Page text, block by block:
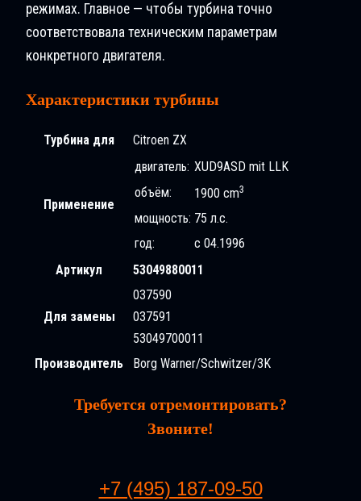
режимах. Главное — чтобы турбина точно
соответствовала техническим параметрам
конкретного двигателя.
Характеристики турбины
Турбина для Citroen ZX
Применение
двигатель: XUD9ASD mit LLK
объём:
1900 cm3
мощность: 75 л.с.
год:
с 04.1996
Артикул
53049880011
Для замены
037590
037591
53049700011
Производитель
Borg Warner/Schwitzer/3K
Требуется отремонтировать?
Звоните!
+7 (495) 187-09-50